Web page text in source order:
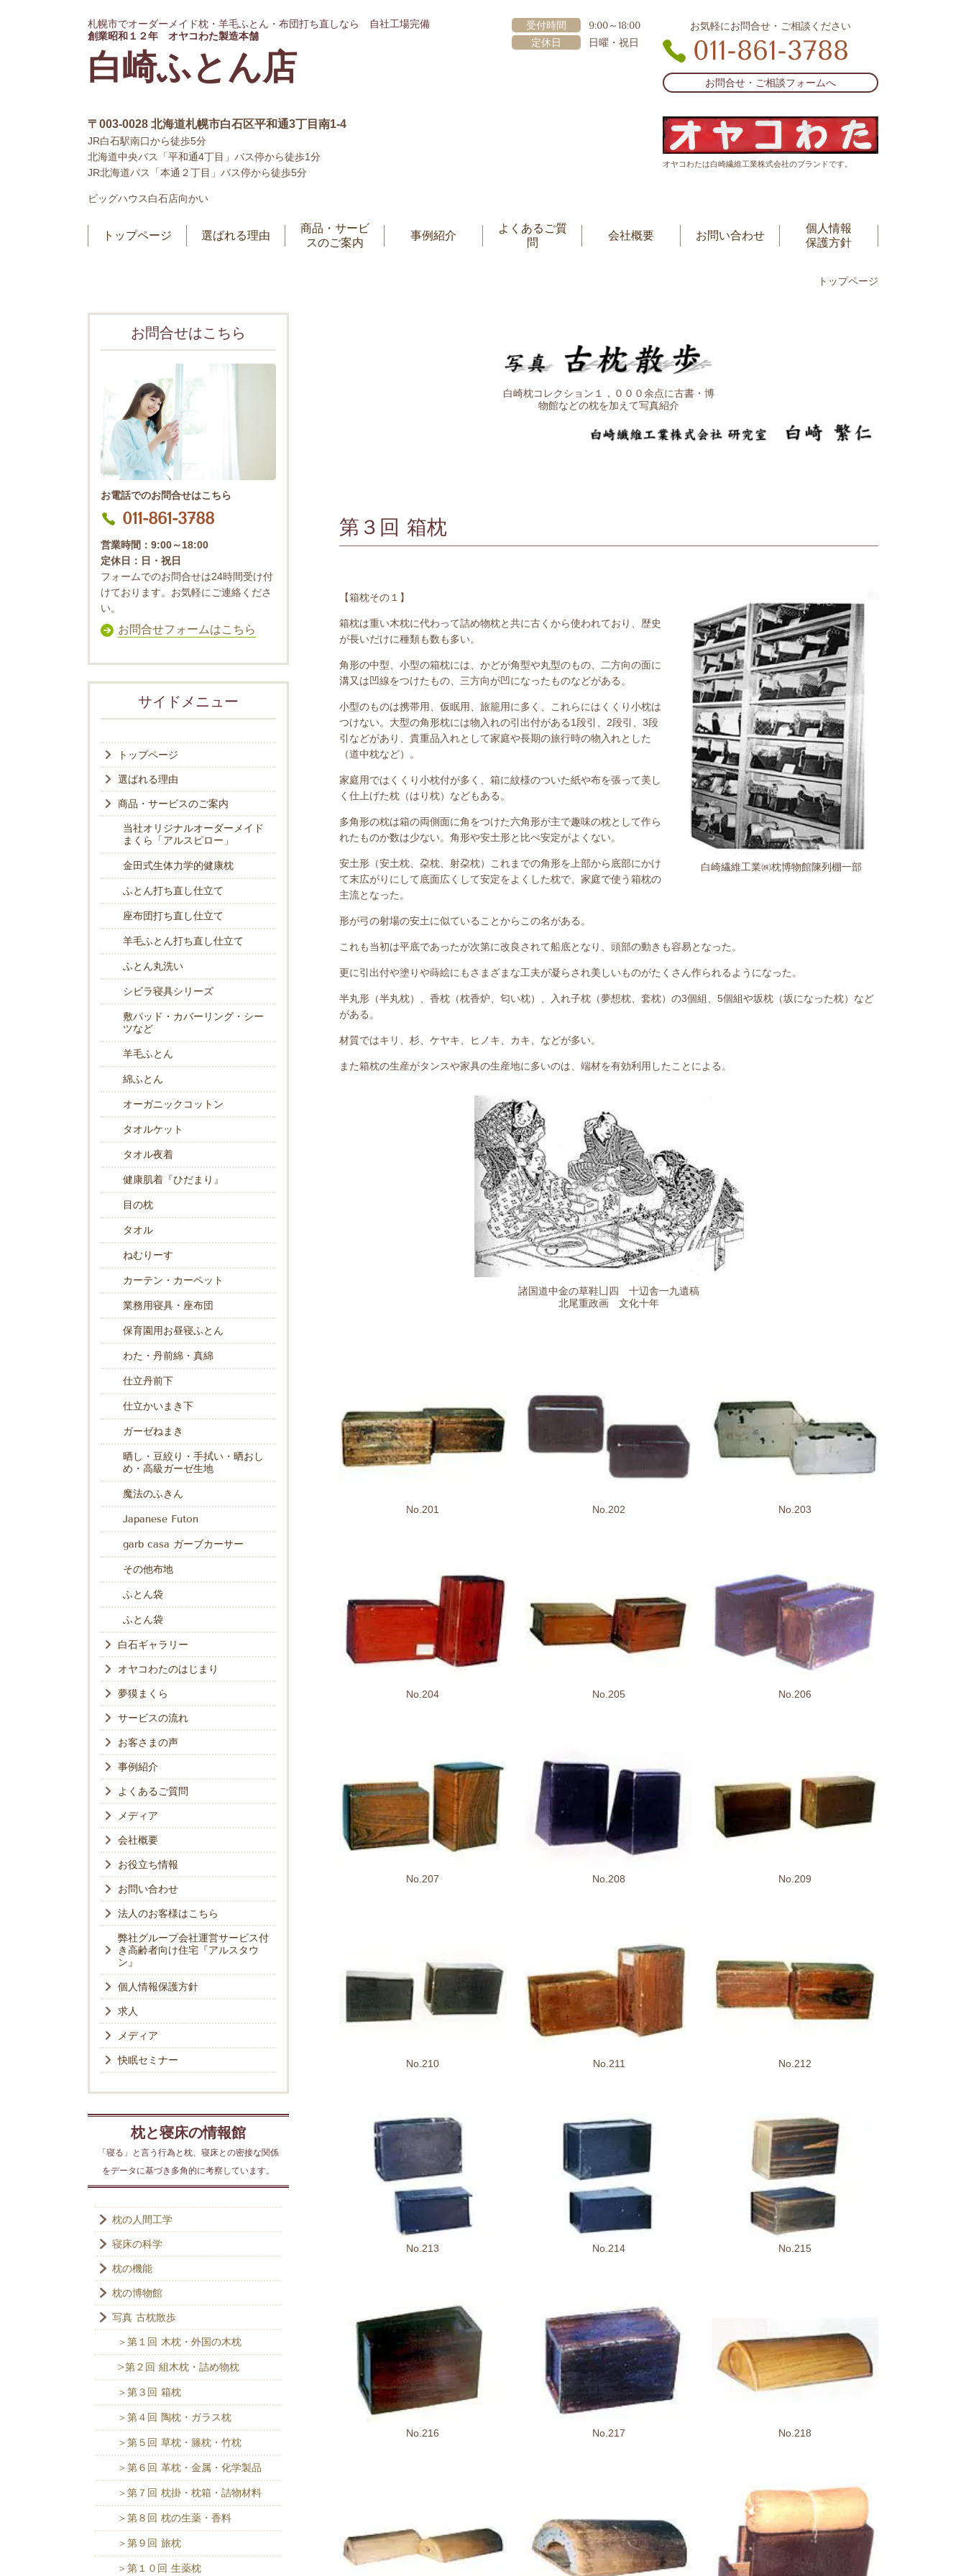
札幌市でオーダーメイド枕・羊毛ふとん・布団打ち直しなら 自社工場完備
創業昭和１２年 オヤコわた製造本舗
白崎ふとん店
〒003-0028 北海道札幌市白石区平和通3丁目南1-4
JR白石駅南口から徒歩5分
北海道中央バス「平和通4丁目」バス停から徒歩1分
JR北海道バス「本通２丁目」バス停から徒歩5分
ビッグハウス白石店向かい
受付時間
9:00～18:00
定休日
日曜・祝日
お気軽にお問合せ・ご相談ください
011-861-3788
お問合せ・ご相談フォームへ
オヤコわたは白崎繊維工業株式会社のブランドです。
トップページ 選ばれる理由
商品・サービ
スのご案内
事例紹介
よくあるご質
問
会社概要 お問い合わせ
個人情報
保護方針
トップページ
白崎枕コレクション１，０００余点に古書・博
物館などの枕を加えて写真紹介
第３回 箱枕
白崎繊維工業㈱枕博物館陳列棚一部
【箱枕その１】
箱枕は重い木枕に代わって詰め物枕と共に古くから使われており、歴史
が長いだけに種類も数も多い。
角形の中型、小型の箱枕には、かどが角型や丸型のもの、二方向の面に
溝又は凹線をつけたもの、三方向が凹になったものなどがある。
小型のものは携帯用、仮眠用、旅籠用に多く、これらにはくくり小枕は
つけない。大型の角形枕には物入れの引出付がある1段引、2段引、3段
引などがあり、貴重品入れとして家庭や長期の旅行時の物入れとした
（道中枕など）。
家庭用ではくくり小枕付が多く、箱に紋様のついた紙や布を張って美し
く仕上げた枕（はり枕）などもある。
多角形の枕は箱の両側面に角をつけた六角形が主で趣味の枕として作ら
れたものか数は少ない。角形や安土形と比べ安定がよくない。
安土形（安土枕、朶枕、射朶枕）これまでの角形を上部から底部にかけ
て末広がりにして底面広くして安定をよくした枕で、家庭で使う箱枕の
主流となった。
形が弓の射場の安土に似ていることからこの名がある。
これも当初は平底であったが次第に改良されて船底となり、頭部の動きも容易となった。
更に引出付や塗りや蒔絵にもさまざまな工夫が凝らされ美しいものがたくさん作られるようになった。
半丸形（半丸枕）、香枕（枕香炉、匂い枕）、入れ子枕（夢想枕、套枕）の3個組、5個組や坂枕（坂になった枕）など
がある。
材質ではキリ、杉、ケヤキ、ヒノキ、カキ、などが多い。
また箱枕の生産がタンスや家具の生産地に多いのは、端材を有効利用したことによる。
諸国道中金の草鞋凵四 十辺舎一九遺稿
北尾重政画 文化十年
No.201 No.202 No.203
No.204 No.205 No.206
No.207 No.208 No.209
No.210 No.211 No.212
No.213 No.214 No.215
No.216 No.217 No.218
お問合せはこちら
お電話でのお問合せはこちら
011-861-3788
営業時間：9:00～18:00
定休日：日・祝日
フォームでのお問合せは24時間受け付
けております。お気軽にご連絡くださ
い。
お問合せフォームはこちら
サイドメニュー
トップページ
選ばれる理由
商品・サービスのご案内
当社オリジナルオーダーメイド
まくら「アルスピロー」
金田式生体力学的健康枕
ふとん打ち直し仕立て
座布団打ち直し仕立て
羊毛ふとん打ち直し仕立て
ふとん丸洗い
シビラ寝具シリーズ
敷パッド・カバーリング・シー
ツなど
羊毛ふとん
綿ふとん
オーガニックコットン
タオルケット
タオル夜着
健康肌着『ひだまり』
目の枕
タオル
ねむりーす
カーテン・カーペット
業務用寝具・座布団
保育園用お昼寝ふとん
わた・丹前綿・真綿
仕立丹前下
仕立かいまき下
ガーゼねまき
晒し・豆絞り・手拭い・晒おし
め・高級ガーゼ生地
魔法のふきん
Japanese Futon
garb casa ガーブカーサー
その他布地
ふとん袋
ふとん袋
白石ギャラリー
オヤコわたのはじまり
夢獏まくら
サービスの流れ
お客さまの声
事例紹介
よくあるご質問
メディア
会社概要
お役立ち情報
お問い合わせ
法人のお客様はこちら
弊社グループ会社運営サービス付
き高齢者向け住宅『アルスタウ
ン』
個人情報保護方針
求人
メディア
快眠セミナー
枕と寝床の情報館
「寝る」と言う行為と枕、寝床との密接な関係
をデータに基づき多角的に考察しています。
枕の人間工学
寝床の科学
枕の機能
枕の博物館
写真 古枕散歩
＞第１回 木枕・外国の木枕
>第２回 組木枕・詰め物枕
＞第３回 箱枕
＞第４回 陶枕・ガラス枕
＞第５回 草枕・籐枕・竹枕
＞第６回 革枕・金属・化学製品
＞第７回 枕掛・枕箱・詰物材料
＞第８回 枕の生薬・香料
＞第９回 旅枕
＞第１０回 生薬枕